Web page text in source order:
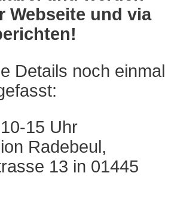
Webseite und via
Details noch einmal
15 Uhr
Radebeul,
13 in 01445